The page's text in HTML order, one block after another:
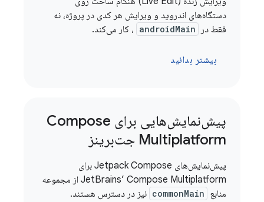
دستگاه‌های اندروید و ویرایش هر کدی در پروژه، نه
فقط در
androidMain ، کار می‌کند.
بیشتر بدانید
پیش‌نمایش‌هایی برای Compose
Multiplatform جت‌برینز
پیش‌نمایش‌های Jetpack Compose برای
JetBrains’ Compose Multiplatform از مجموعه
منابع commonMain نیز در دسترس هستند.